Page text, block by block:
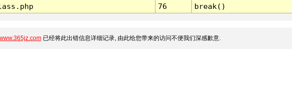
76 break()
已经将此出错信息详细记录, 由此给您带来的访问不便我们深感歉意.